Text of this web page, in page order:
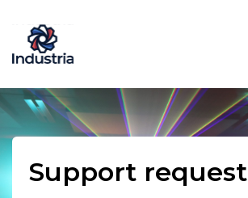
Support request